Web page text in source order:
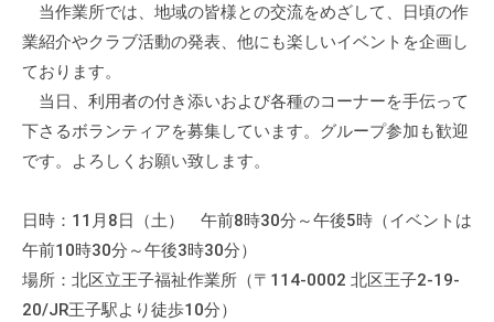
で
す
当作業所では、地域の皆様との交流をめざして、日頃の作
業紹介やクラブ活動の発表、他にも楽しいイベントを企画し
ております。
当日、利用者の付き添いおよび各種のコーナーを手伝って
下さるボランティアを募集しています。グループ参加も歓迎
です。よろしくお願い致します。
日時：11月8日（土） 午前8時30分～午後5時（イベントは
午前10時30分～午後3時30分）
場所：北区立王子福祉作業所（〒114-0002 北区王子2-19-
20/JR王子駅より徒歩10分）